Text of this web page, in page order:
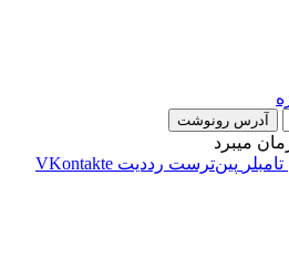
آدرس رونوشت
‫تامبلر ‫پین‌ترست ‫رددیت ‫VKontakte